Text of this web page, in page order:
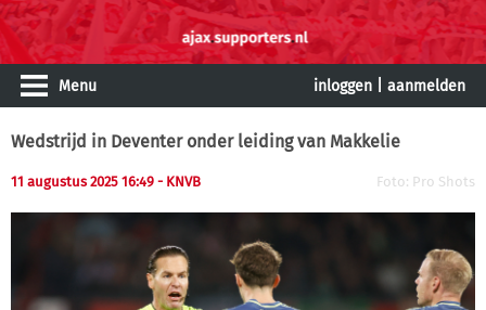
Menu inloggen aanmelden
Wedstrijd in Deventer onder leiding van Makkelie
11 augustus 2025 16:49 - KNVB Foto: Pro Shots